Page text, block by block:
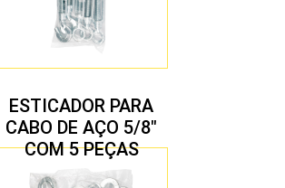
ESTICADOR PARA
CABO DE AÇO 5/8″
COM 5 PEÇAS